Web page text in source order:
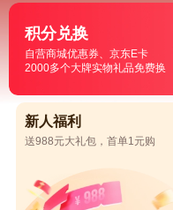
积分兑换
自营商城优惠券、京东E卡
2000多个大牌实物礼品免费换
新人福利
送988元大礼包，首单1元购